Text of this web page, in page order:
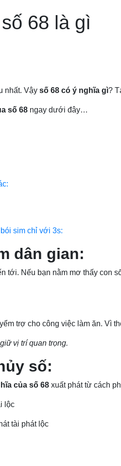
68 là gì
nhất. Vậy số 68 có ý nghĩa gì?
số 68 ngay dưới đây…
sim chỉ với 3s:
dân gian:
tới. Nếu bạn nằm mơ thấy con
trợ cho công việc làm ăn. Vì
vị trí quan trọng.
số:
của số 68 xuất phát từ cách
lộc
tài phát lộc